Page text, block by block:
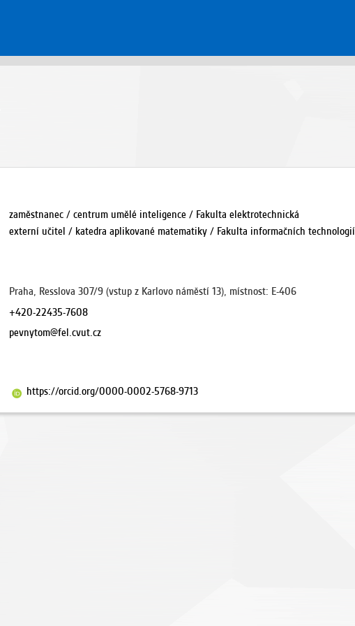
zaměstnanec / centrum umělé inteligence / Fakulta elektrotechnická
externí učitel / katedra aplikované matematiky / Fakulta informačních technologií
Praha, Resslova 307/9 (vstup z Karlovo náměstí 13), místnost: E-406
+420-22435-7608
pevnytom@fel.cvut.cz
https://orcid.org/0000-0002-5768-9713